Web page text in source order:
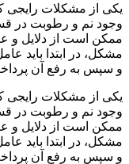
یکی از مشکلات رایجی
وجود نم و رطوبت در
ممکن است از دلایل و
مشکل، در ابتدا باید
و سپس به رفع آن
یکی از مشکلات رایجی
وجود نم و رطوبت در
ممکن است از دلایل و
مشکل، در ابتدا باید
و سپس به رفع آن